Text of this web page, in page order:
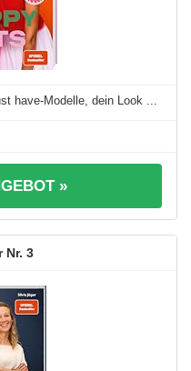
have-Modelle, dein Look ...
»
3